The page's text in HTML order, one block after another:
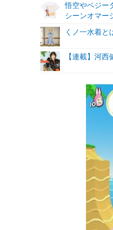
悟空やベジー
シーンオマー
くノ一水着と
【連載】河西